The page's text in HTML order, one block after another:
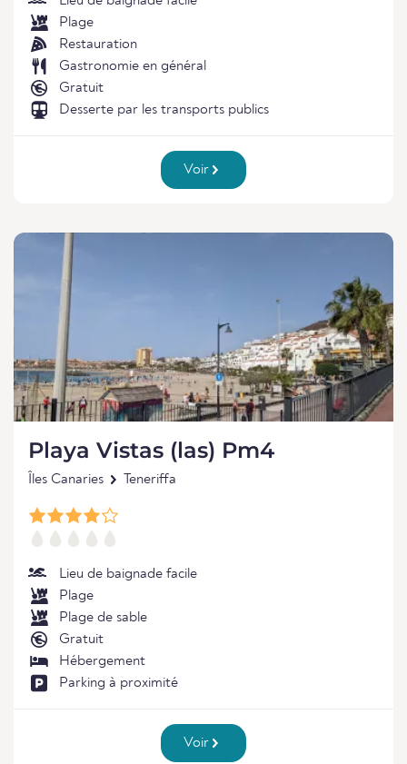
Plage
Restauration
Gastronomie en général
Gratuit
Desserte par les transports publics
Voir
Playa Vistas (las) Pm4
Îles Canaries Teneriffa
Lieu de baignade facile
Plage
Plage de sable
Gratuit
Hébergement
Parking à proximité
Voir